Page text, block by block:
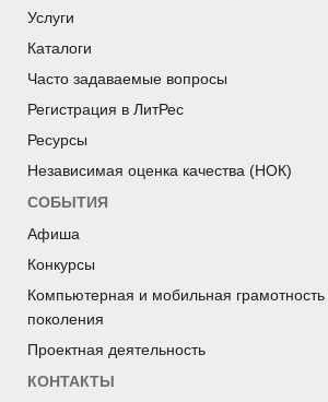
Услуги
Каталоги
Часто задаваемые вопросы
Регистрация в ЛитРес
Ресурсы
Независимая оценка качества (НОК)
СОБЫТИЯ
Афиша
Конкурсы
Компьютерная и мобильная
поколения
Проектная деятельность
КОНТАКТЫ